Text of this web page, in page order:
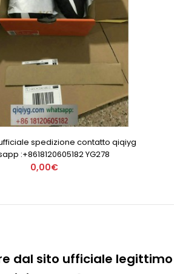
spedizione contatto qiqiyg
:+8618120605182 YG278
0,00€
dal sito ufficiale legittimo